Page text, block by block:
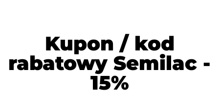
Kupon / kod
rabatowy Semilac -
15%